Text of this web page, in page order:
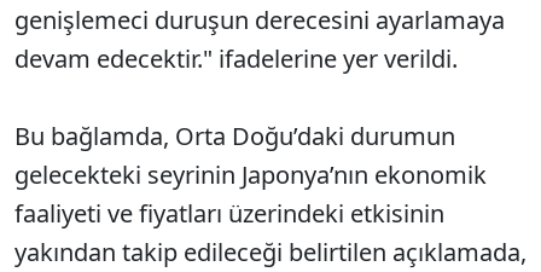
genişlemeci duruşun derecesini ayarlamaya
devam edecektir." ifadelerine yer verildi.
Bu bağlamda, Orta Doğu’daki durumun
gelecekteki seyrinin Japonya’nın ekonomik
faaliyeti ve fiyatları üzerindeki etkisinin
yakından takip edileceği belirtilen açıklamada,